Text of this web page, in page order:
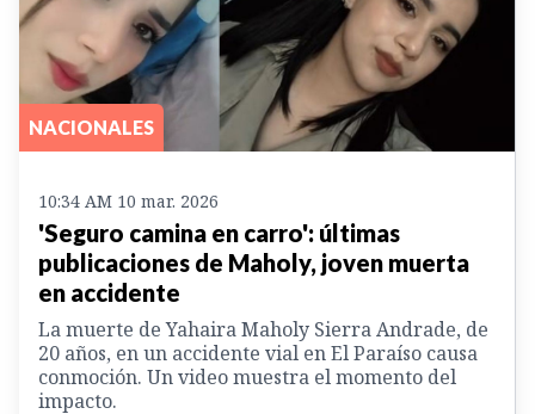
NACIONALES
10:34 AM 10 mar. 2026
'Seguro camina en carro': últimas
publicaciones de Maholy, joven muerta
en accidente
La muerte de Yahaira Maholy Sierra Andrade, de
20 años, en un accidente vial en El Paraíso causa
conmoción. Un video muestra el momento del
impacto.